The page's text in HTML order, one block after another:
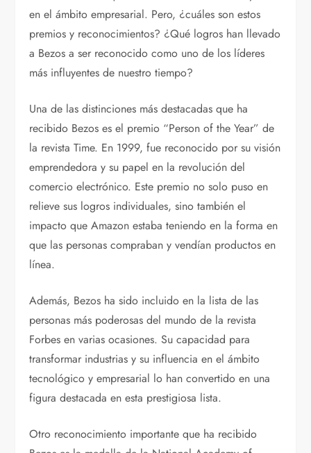
en el ámbito empresarial. Pero, ¿cuáles son estos
premios y reconocimientos? ¿Qué logros han llevado
a Bezos a ser reconocido como uno de los líderes
más influyentes de nuestro tiempo?
Una de las distinciones más destacadas que ha
recibido Bezos es el premio “Person of the Year” de
la revista Time. En 1999, fue reconocido por su visión
emprendedora y su papel en la revolución del
comercio electrónico. Este premio no solo puso en
relieve sus logros individuales, sino también el
impacto que Amazon estaba teniendo en la forma en
que las personas compraban y vendían productos en
línea.
Además, Bezos ha sido incluido en la lista de las
personas más poderosas del mundo de la revista
Forbes en varias ocasiones. Su capacidad para
transformar industrias y su influencia en el ámbito
tecnológico y empresarial lo han convertido en una
figura destacada en esta prestigiosa lista.
Otro reconocimiento importante que ha recibido